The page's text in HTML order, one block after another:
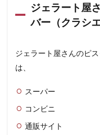
ジェラート屋
バー（クラシ
ジェラート屋さんのピ
は、
スーパー
コンビニ
通販サイト